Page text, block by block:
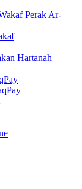
Perak Ar-
Hartanah